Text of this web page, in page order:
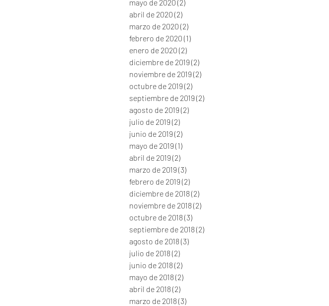
mayo de 2020 (2)
abril de 2020 (2)
marzo de 2020 (2)
febrero de 2020 (1)
enero de 2020 (2)
diciembre de 2019 (2)
noviembre de 2019 (2)
octubre de 2019 (2)
septiembre de 2019 (2)
agosto de 2019 (2)
julio de 2019 (2)
junio de 2019 (2)
mayo de 2019 (1)
abril de 2019 (2)
marzo de 2019 (3)
febrero de 2019 (2)
diciembre de 2018 (2)
noviembre de 2018 (2)
octubre de 2018 (3)
septiembre de 2018 (2)
agosto de 2018 (3)
julio de 2018 (2)
junio de 2018 (2)
mayo de 2018 (2)
abril de 2018 (2)
marzo de 2018 (3)